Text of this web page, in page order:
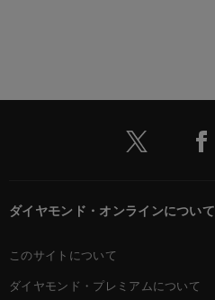
ダイヤモンド・オンラインについて
このサイトについて
ダイヤモンド・プレミアムについて